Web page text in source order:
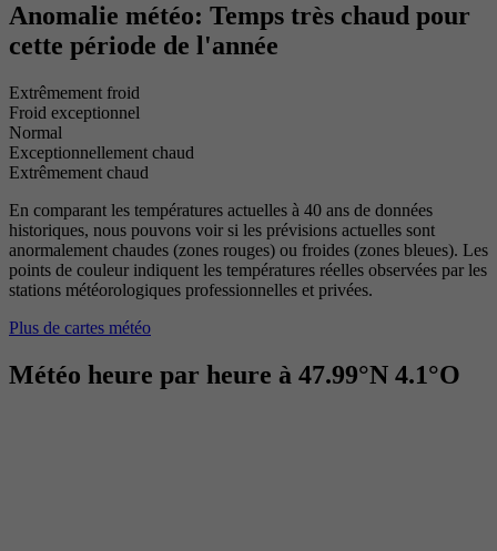
Anomalie météo: Temps très chaud pour
cette période de l'année
Extrêmement froid
Froid exceptionnel
Normal
Exceptionnellement chaud
Extrêmement chaud
En comparant les températures actuelles à 40 ans de données
historiques, nous pouvons voir si les prévisions actuelles sont
anormalement chaudes (zones rouges) ou froides (zones bleues). Les
points de couleur indiquent les températures réelles observées par les
stations météorologiques professionnelles et privées.
Plus de cartes météo
Météo heure par heure à 47.99°N 4.1°O